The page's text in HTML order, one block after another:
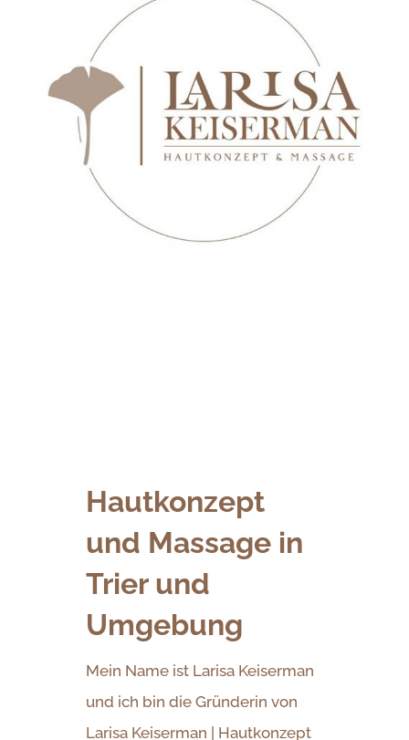
Hautkonzept
und Massage in
Trier und
Umgebung
Mein Name ist Larisa Keiserman
und ich bin die Gründerin von
Larisa Keiserman | Hautkonzept